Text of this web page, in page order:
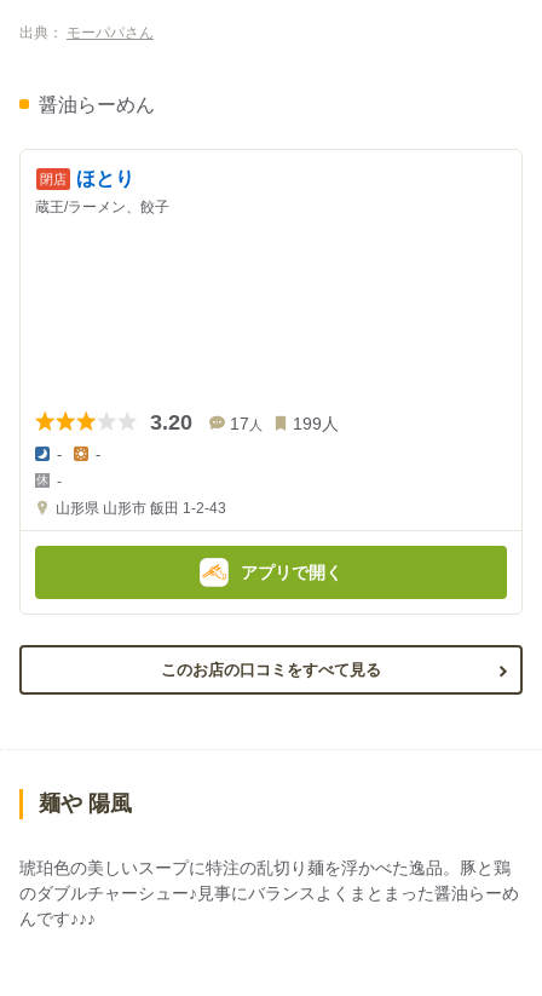
出典： モーパパさん
醤油らーめん
ほとり
蔵王/ラーメン、餃子
3.20 17 人 199人
夜
の
金
-
金
額
-
-
山形県 山形市 飯田 1-2-43
アプリで開く
このお店の口コミをすべて見る
麺や 陽風
琥珀色の美しいスープに特注の乱切り麺を浮かべた逸品。豚と鶏
のダブルチャーシュー♪見事にバランスよくまとまった醤油らーめ
んです♪♪♪